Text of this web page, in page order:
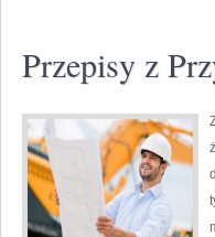
Przepisy z